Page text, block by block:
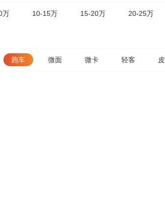
万 10-15万 15-20万 20-25万
跑车 微面 微卡 轻客